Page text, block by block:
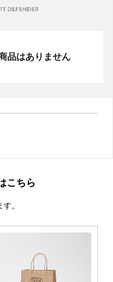
品はありません
こちら
。